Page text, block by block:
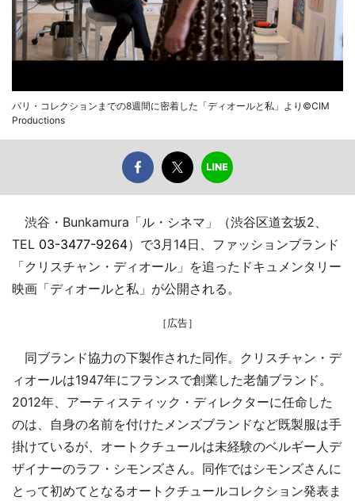
パリ・コレクションまでの8週間に密着した「ディオールと私」より©CIM
Productions
渋谷・Bunkamura「ル・シネマ」（渋谷区道玄坂2、
TEL 03-3477-9264）で3月14日、ファッションブランド
「クリスチャン・ディオール」を追ったドキュメンタリー
映画「ディオールと私」が公開される。
［広告］
同ブランド協力の下製作された同作。クリスチャン・デ
ィオールは1947年にフランスで創業した老舗ブランド。
2012年、アーティスティック・ディレクターに任命した
のは、自身の名前を付けたメンズブランドなど既製服は手
掛けているが、オートクチュールは未経験のベルギー人デ
ザイナーのラフ・シモンズさん。同作ではシモンズさんに
とって初めてとなるオートクチュールコレクション発表ま